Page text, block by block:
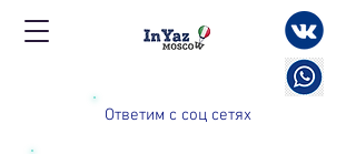
Ответим с соц сетях